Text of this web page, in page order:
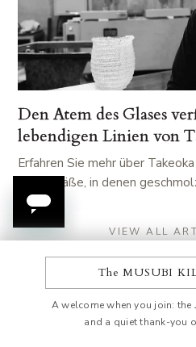
The MUSUBI
A welcome when you join: the
and a quiet thank-you
Den Atem des Glases
lebendigen Linien von
Erfahren Sie mehr über
Glasgefäße, in denen
VIEW ALL